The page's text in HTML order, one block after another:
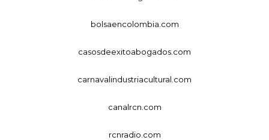
bolsaencolombia.com
casosdeexitoabogados.com
carnavalindustriacultural.com
canalrcn.com
rcnradio.com